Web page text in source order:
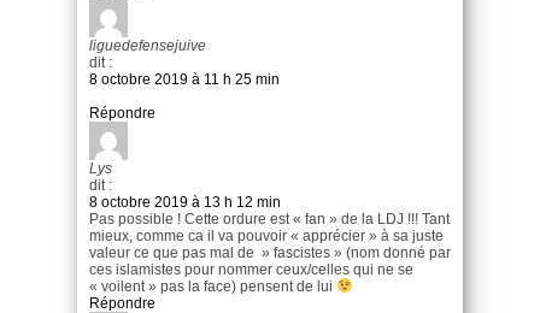
liguedefensejuive
dit :
8 octobre 2019 à 11 h 25 min
Répondre
Lys
dit :
8 octobre 2019 à 13 h 12 min
Pas possible ! Cette ordure est « fan » de la LDJ !!! Tant
mieux, comme ca il va pouvoir « apprécier » à sa juste
valeur ce que pas mal de » fascistes » (nom donné par
ces islamistes pour nommer ceux/celles qui ne se
« voilent » pas la face) pensent de lui
Répondre